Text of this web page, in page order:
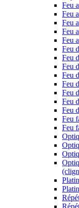
Feu
Feu
Feu
Feu
Feu
Feu
Feu
Feu
Feu
Feu
Feu
Feu
Feu
Feu
Feu